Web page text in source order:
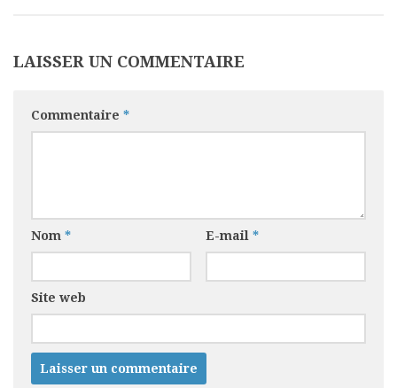
LAISSER UN COMMENTAIRE
Commentaire *
Nom * E-mail *
Site web